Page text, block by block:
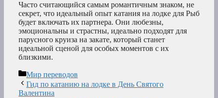
Часто считающийся самым романтичным знаком, не
секрет, что идеальный опыт катания на лодке для Рыб
будет включать их партнера. Они любезны,
эмоциональны и страстны, идеально подходят для
парусного круиза на закате, который станет
идеальной сценой для особых моментов с их
близкими.
Рубрики
Мир переводов
Гид по катанию на лодке в День Святого
Валентина